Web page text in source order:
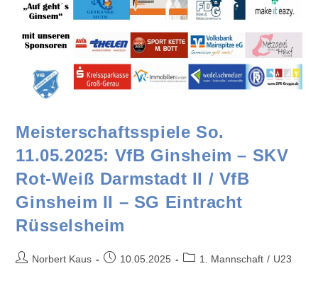
Meisterschaftsspiele So.
11.05.2025: VfB Ginsheim – SKV
Rot-Weiß Darmstadt II / VfB
Ginsheim II – SG Eintracht
Rüsselsheim
Norbert Kaus 10.05.2025 1. Mannschaft / U23